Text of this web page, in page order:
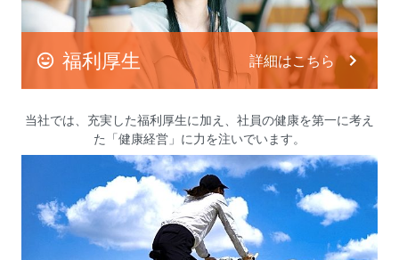
福利厚生 詳細はこちら
当社では、充実した福利厚生に加え、 社員の健康を第一に考え
た「健康経営」に力を注いでいます。